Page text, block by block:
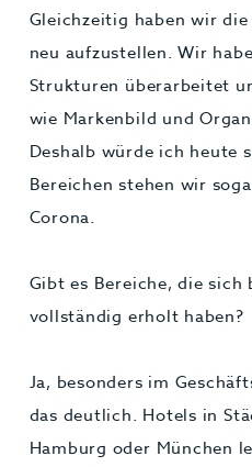
Gleichzeitig haben wir
neu aufzustellen. Wir
Strukturen überarbeitet
wie Markenbild und
Deshalb würde ich heute
Bereichen stehen wir
Corona.
Gibt es Bereiche, die
vollständig erholt haben?
Ja, besonders im
das deutlich. Hotels in
Hamburg oder München